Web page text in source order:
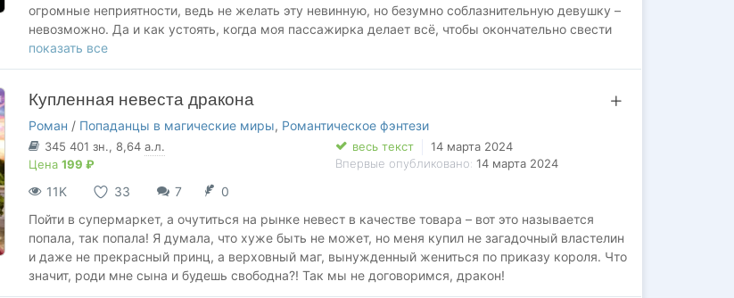
огромные неприятности, ведь не желать эту невинную, но безумно соблазнительную девушку –
невозможно. Да и как устоять, когда моя пассажирка делает всё, чтобы окончательно свести
меня с ума?
показать все
Купленная невеста дракона
Роман / Попаданцы в магические миры, Романтическое фэнтези
345 401 зн., 8,64 а.л.
Цена 199 ₽
весь текст
14 марта 2024
Впервые опубликовано: 14 марта 2024
11K 33 7
0
Пойти в супермаркет, а очутиться на рынке невест в качестве товара – вот это называется
попала, так попала! Я думала, что хуже быть не может, но меня купил не загадочный властелин
и даже не прекрасный принц, а верховный маг, вынужденный жениться по приказу короля. Что
значит, роди мне сына и будешь свободна?! Так мы не договоримся, дракон!